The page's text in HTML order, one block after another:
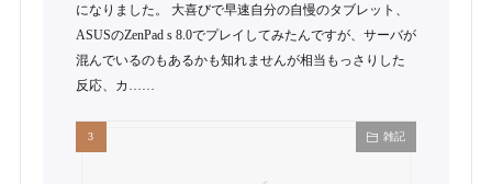
になりました。 大喜びで早速自分の自慢のタブレット、
ASUSのZenPad s 8.0でプレイしてみたんですが、サーバが
混んでいるのもあるかも知れませんが相当もっさりした
反応、カ……
雑記